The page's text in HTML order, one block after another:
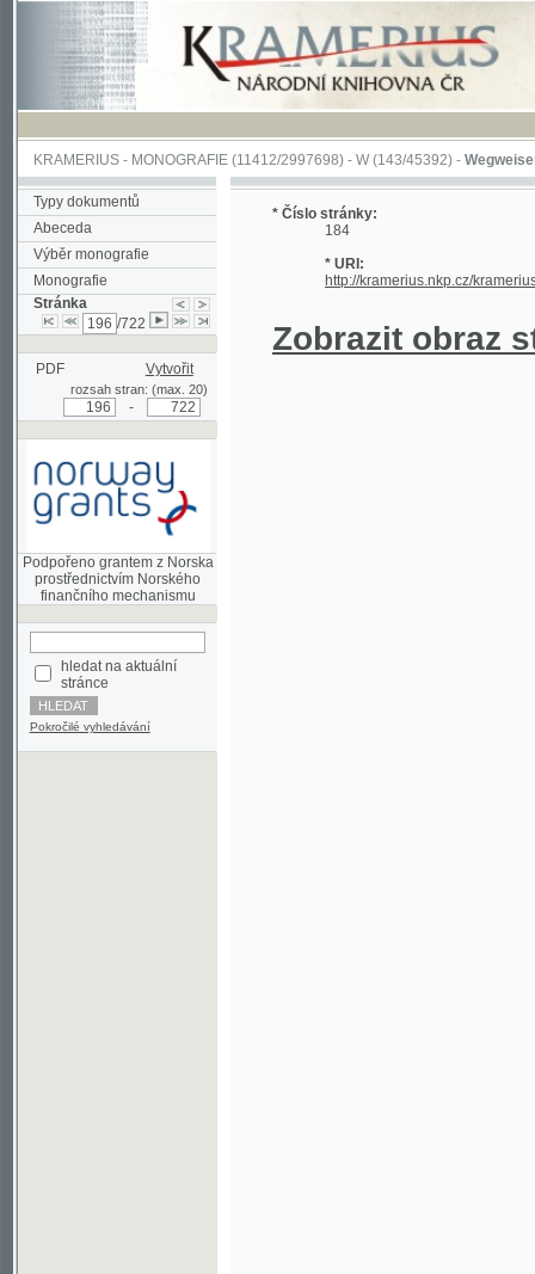
KRAMERIUS-MONOGRAFIE(11412/2997698) -W (143/45392)-Wegweiser durch
Typy dokumentů
Abeceda
Výběr monografie
Monografie
Stránka
/722
PDF Vytvořit
rozsah stran: (max. 20)
Podpořeno grantem z Norska
prostřednictvím Norského
hledat na aktuální
stránce
Pokročilé vyhledávání
* Číslo stránky:
184
* URI:
http://kramerius.nkp.cz/kramerius/